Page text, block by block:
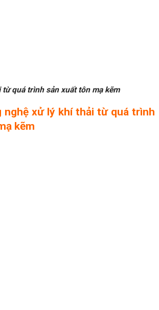
quá trình sản xuất tôn mạ kẽm
nghệ xử lý khí thải từ quá trình
kẽm